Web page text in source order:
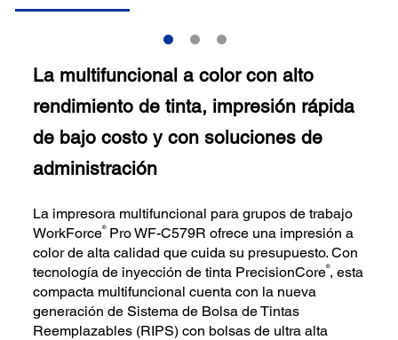
La multifuncional a color con alto
rendimiento de tinta, impresión rápida
de bajo costo y con soluciones de
administración
La impresora multifuncional para grupos de trabajo
WorkForce®Pro WF-C579R ofrece una impresión a
color de alta calidad que cuida su presupuesto. Con
tecnología de inyección de tinta PrecisionCore®, esta
compacta multifuncional cuenta con la nueva
generación de Sistema de Bolsa de Tintas
Reemplazables (RIPS) con bolsas de ultra alta